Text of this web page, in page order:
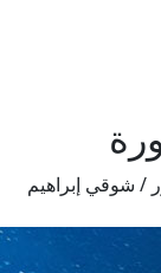
/ شوقي إبراهيم